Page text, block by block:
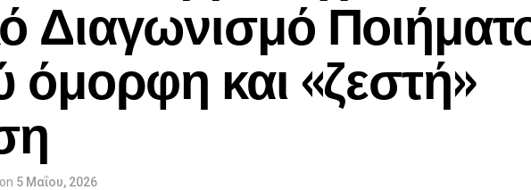
Διαγωνισμό
όμορφη και «ζεστή»
on 5 Μαΐου, 2026